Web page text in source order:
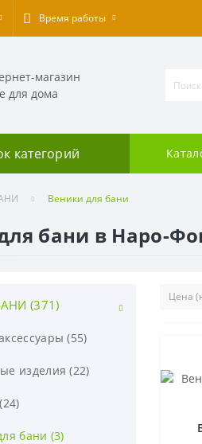
Время работы
категорий
Веники для бани
бани в Наро-
(371)
(55)
изделия (22)
бани (3)